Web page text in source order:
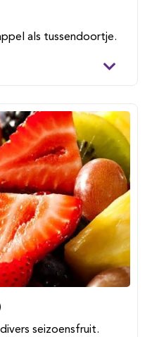
als tussendoortje.
seizoensfruit.